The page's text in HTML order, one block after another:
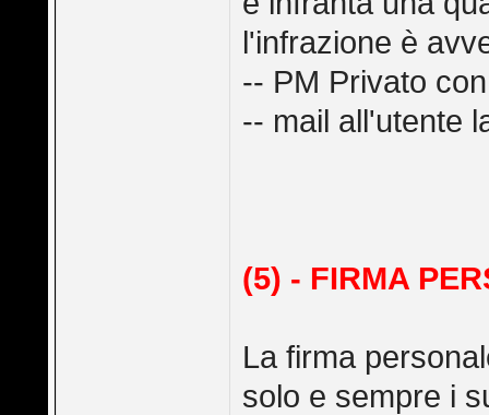
l'infrazione è
-- PM Privato
-- mail all'utente
(5) - FIRMA
La firma
solo e sempre i